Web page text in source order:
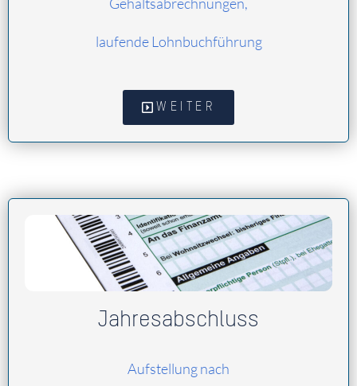
laufende Lohnbuchführung
WEITER
Jahresabschluss
Aufstellung nach